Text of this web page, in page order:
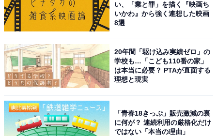
い、「業と罪」を描く『映画ち
いかわ』から強く連想した映画
8選
20年間「駆け込み実績ゼロ」の
学校も…「こども110番の家」
は本当に必要？ PTAが直面する
理想と現実
「青春18きっぷ」販売激減の裏
に何が？ 連続利用の厳格化だけ
ではない「本当の理由」